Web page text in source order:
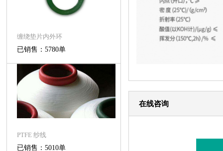
缠绕垫片内外环
已销售：5780单
PTFE 纱线
已销售：5010单
在线咨询